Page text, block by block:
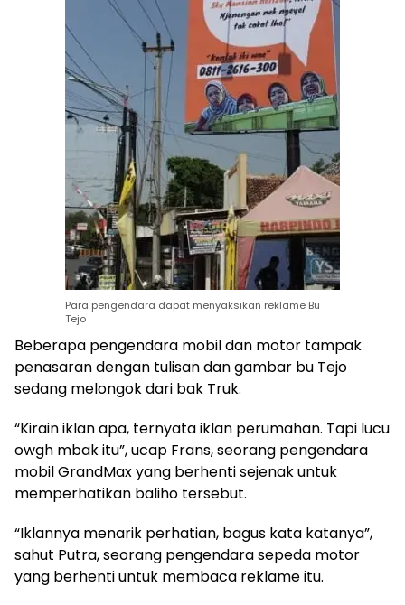
Para pengendara dapat menyaksikan reklame Bu
Tejo
Beberapa pengendara mobil dan motor tampak
penasaran dengan tulisan dan gambar bu Tejo
sedang melongok dari bak Truk.
“Kirain iklan apa, ternyata iklan perumahan. Tapi lucu
owgh mbak itu”, ucap Frans, seorang pengendara
mobil GrandMax yang berhenti sejenak untuk
memperhatikan baliho tersebut.
“Iklannya menarik perhatian, bagus kata katanya”,
sahut Putra, seorang pengendara sepeda motor
yang berhenti untuk membaca reklame itu.